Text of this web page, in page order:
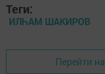
Теги:
ИЛҺАМ ШАКИРОВ
Перейти